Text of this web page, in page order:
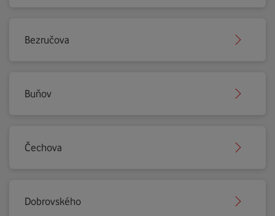
Bezručova
Buňov
Čechova
Dobrovského